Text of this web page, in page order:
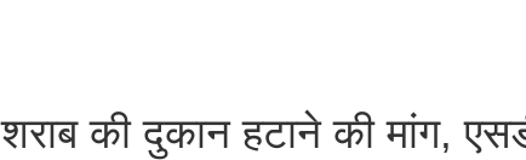
शराब की दुकान हटाने की मांग,